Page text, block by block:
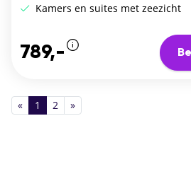
Kamers en suites met zeezicht
789,-
« 1 2 »